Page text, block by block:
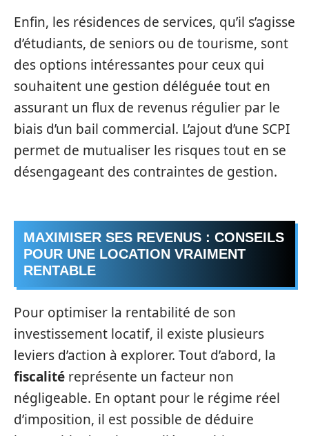
Enfin, les résidences de services, qu’il s’agisse
d’étudiants, de seniors ou de tourisme, sont
des options intéressantes pour ceux qui
souhaitent une gestion déléguée tout en
assurant un flux de revenus régulier par le
biais d’un bail commercial. L’ajout d’une SCPI
permet de mutualiser les risques tout en se
désengageant des contraintes de gestion.
MAXIMISER SES REVENUS : CONSEILS
POUR UNE LOCATION VRAIMENT
RENTABLE
Pour optimiser la rentabilité de son
investissement locatif, il existe plusieurs
leviers d’action à explorer. Tout d’abord, la
fiscalité représente un facteur non
négligeable. En optant pour le régime réel
d’imposition, il est possible de déduire